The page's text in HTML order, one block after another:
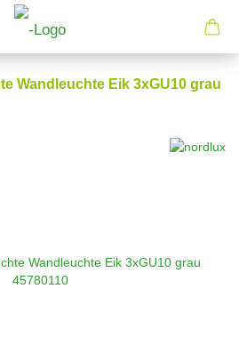
Wandleuchte Eik 3xGU10 grau